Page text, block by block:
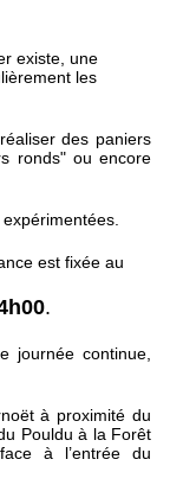
existe, une
les
des paniers
ronds" ou encore
est fixée au
.
journée continue,
à proximité du
Pouldu à la Forêt
à l’entrée du